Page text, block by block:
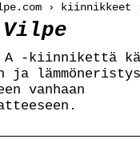
› kiinnikkeet
Vilpe
A -kiinnikettä
ja
vanhaan